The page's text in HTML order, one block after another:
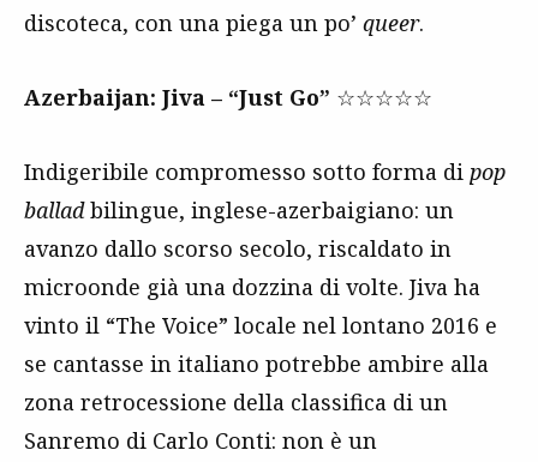
discoteca, con una piega un po’ queer.
Azerbaijan: Jiva – “Just Go” ☆☆☆☆☆
Indigeribile compromesso sotto forma di pop
balladbilingue, inglese-azerbaigiano: un
avanzo dallo scorso secolo, riscaldato in
microonde già una dozzina di volte. Jiva ha
vinto il “The Voice” locale nel lontano 2016 e
se cantasse in italiano potrebbe ambire alla
zona retrocessione della classifica di un
Sanremo di Carlo Conti: non è un